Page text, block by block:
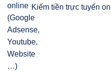
Kiếm tiền trực tuyến